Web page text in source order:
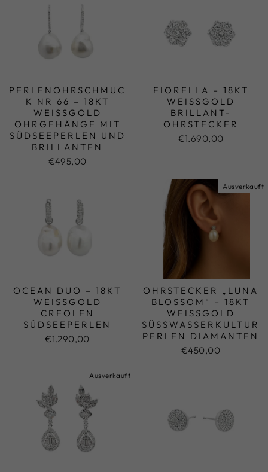
PERLENOHRSCHMUC
K NR 66 – 18KT
WEISSGOLD O
HRGEHÄNGE MIT S
ÜDSEEPERLEN UND B
RILLANTEN
€495,00
FIORELLA – 18KT
WEISSGOLD B
RILLANT-O
HRSTECKER
€1.690,00
OCEAN DUO – 18KT
WEISSGOLD C
REOLEN S
ÜDSEEPERLEN
€1.290,00
Ausverkauft
OHRSTECKER „LUNA
BLOSSOM“ – 18KT
WEISSGOLD S
ÜSSWASSERKULTURPE
RLEN DIAMANTEN
€450,00
Ausverkauft